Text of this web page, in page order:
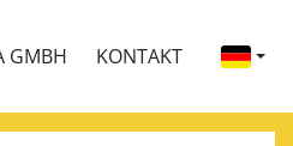
GMBH KONTAKT